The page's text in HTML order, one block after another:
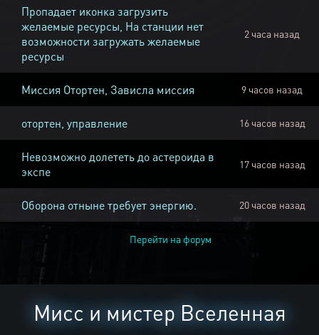
Пропадает иконка загрузить
желаемые ресурсы, На станции нет
возможности загружать желаемые
ресурсы
2 часа назад
Миссия Отортен, Зависла миссия 9 часов назад
отортен, управление 16 часов назад
Невозможно долететь до астероида в
экспе
17 часов назад
Оборона отныне требует энергию. 20 часов назад
Перейти на форум
Мисс и мистер Вселенная